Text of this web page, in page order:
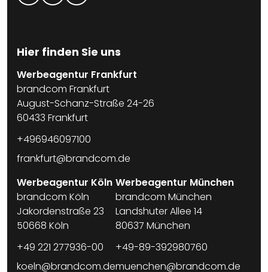
Hier finden Sie uns
Werbeagentur Frankfurt
brandcom Frankfurt
August-Schanz-Straße 24-26
60433 Frankfurt
+496946097100
frankfurt@brandcom.de
Werbeagentur Köln
brandcom Köln
Jakordenstraße 23
50668 Köln
+49 221 277936-00
koeln@brandcom.de
Werbeagentur München
brandcom München
Landshuter Allee 14
80637 München
+49-89-392980760
muenchen@brandcom.de